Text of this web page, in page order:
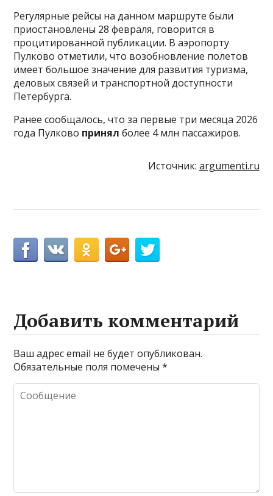
Регулярные рейсы на данном маршруте были
приостановлены 28 февраля, говорится в
процитированной публикации. В аэропорту
Пулково отметили, что возобновление полетов
имеет большое значение для развития туризма,
деловых связей и транспортной доступности
Петербурга.
Ранее сообщалось, что за первые три месяца 2026
года Пулково принял более 4 млн пассажиров.
Источник: argumenti.ru
Добавить комментарий
Ваш адрес email не будет опубликован.
Обязательные поля помечены*